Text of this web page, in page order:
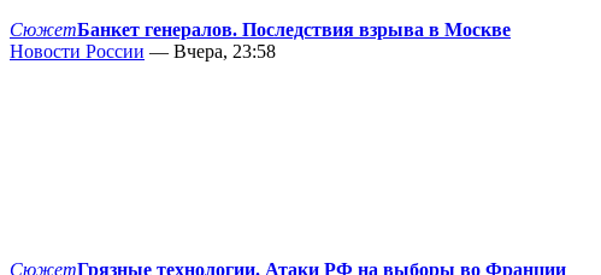
СюжетБанкет генералов. Последствия взрыва в Москве
Новости России — Вчера, 23:58
СюжетГрязные технологии. Атаки РФ на выборы во Франции